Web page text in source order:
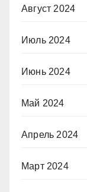
Август 2024
Июль 2024
Июнь 2024
Май 2024
Апрель 2024
Март 2024